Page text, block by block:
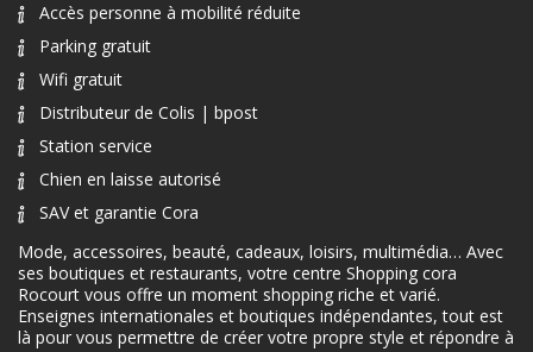
Accès personne à mobilité réduite
Parking gratuit
Wifi gratuit
Distributeur de Colis | bpost
Station service
Chien en laisse autorisé
SAV et garantie Cora
Mode, accessoires, beauté, cadeaux, loisirs, multimédia… Avec
ses boutiques et restaurants, votre centre Shopping cora
Rocourt vous offre un moment shopping riche et varié.
Enseignes internationales et boutiques indépendantes, tout est
là pour vous permettre de créer votre propre style et répondre à